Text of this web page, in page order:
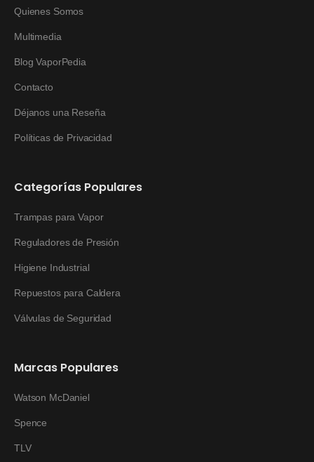
Quienes Somos
Multimedia
Blog VaporPedia
Contacto
Déjanos una Reseña
Políticas de Privacidad
Categorías Populares
Trampas para Vapor
Reguladores de Presión
Higiene Industrial
Repuestos para Caldera
Válvulas de Seguridad
Marcas Populares
Watson McDaniel
Spence
TLV